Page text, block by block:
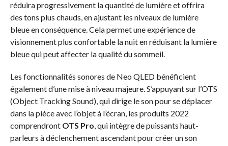
réduira progressivement la quantité de lumière et offrira
des tons plus chauds, en ajustant les niveaux de lumière
bleue en conséquence. Cela permet une expérience de
visionnement plus confortable la nuit en réduisant la lumière
bleue qui peut affecter la qualité du sommeil.
Les fonctionnalités sonores de Neo QLED bénéficient
également d’une mise à niveau majeure. S’appuyant sur l’OTS
(Object Tracking Sound), qui dirige le son pour se déplacer
dans la pièce avec l’objet à l’écran, les produits 2022
comprendront OTS Pro , qui intègre de puissants haut-
parleurs à déclenchement ascendant pour créer un son